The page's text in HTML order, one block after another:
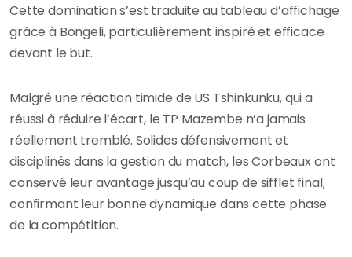
Cette domination s’est traduite au tableau d’affichage
grâce à Bongeli, particulièrement inspiré et efficace
devant le but.
Malgré une réaction timide de US Tshinkunku, qui a
réussi à réduire l’écart, le TP Mazembe n’a jamais
réellement tremblé. Solides défensivement et
disciplinés dans la gestion du match, les Corbeaux ont
conservé leur avantage jusqu’au coup de sifflet final,
confirmant leur bonne dynamique dans cette phase
de la compétition.